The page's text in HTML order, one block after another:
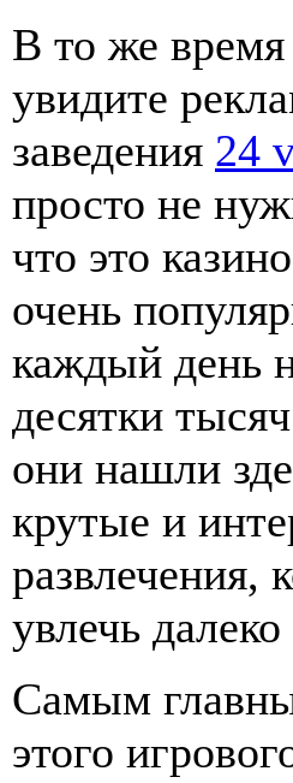
В то же
увидите
заведения 24
просто не
что это
очень
каждый день
десятки
они нашли
крутые и
развлечения,
увлечь
Самым
этого